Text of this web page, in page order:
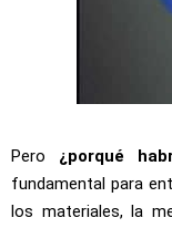
Pero ¿porqué
fundamental para
los materiales, la